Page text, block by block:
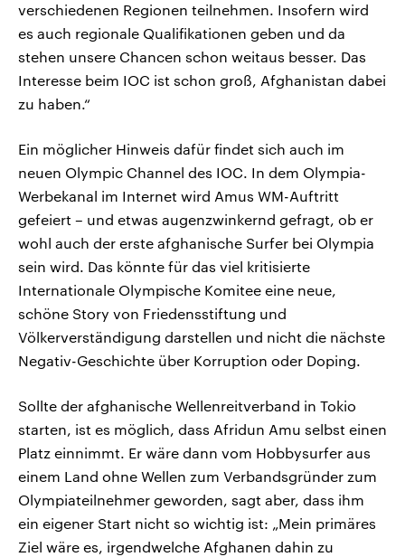
verschiedenen Regionen teilnehmen. Insofern wird
es auch regionale Qualifikationen geben und da
stehen unsere Chancen schon weitaus besser. Das
Interesse beim IOC ist schon groß, Afghanistan dabei
zu haben.“
Ein möglicher Hinweis dafür findet sich auch im
neuen Olympic Channel des IOC. In dem Olympia-
Werbekanal im Internet wird Amus WM-Auftritt
gefeiert – und etwas augenzwinkernd gefragt, ob er
wohl auch der erste afghanische Surfer bei Olympia
sein wird. Das könnte für das viel kritisierte
Internationale Olympische Komitee eine neue,
schöne Story von Friedensstiftung und
Völkerverständigung darstellen und nicht die nächste
Negativ-Geschichte über Korruption oder Doping.
Sollte der afghanische Wellenreitverband in Tokio
starten, ist es möglich, dass Afridun Amu selbst einen
Platz einnimmt. Er wäre dann vom Hobbysurfer aus
einem Land ohne Wellen zum Verbandsgründer zum
Olympiateilnehmer geworden, sagt aber, dass ihm
ein eigener Start nicht so wichtig ist: „Mein primäres
Ziel wäre es, irgendwelche Afghanen dahin zu